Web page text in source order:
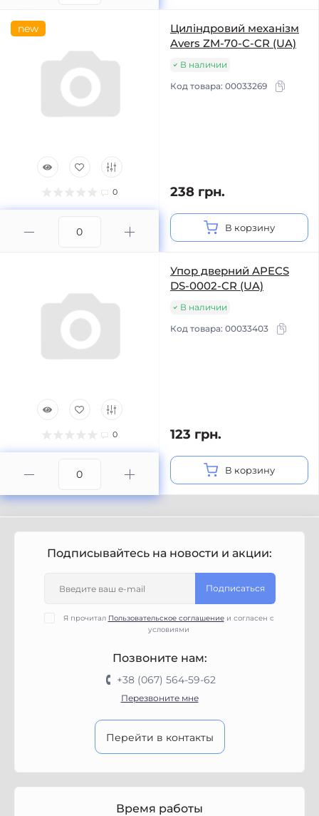
new
0
Циліндровий механізм
Avers ZM-70-C-CR (UA)
В наличии
Код товара: 00033269
238 грн.
В корзину
0
Упор дверний APECS
DS-0002-CR (UA)
В наличии
Код товара: 00033403
123 грн.
В корзину
Подписывайтесь на новости и акции:
Подписаться
Я прочитал Пользовательское соглашениеи согласен с
условиями
Позвоните нам:
+38 (067) 564-59-62
Перезвоните мне
Перейти в контакты
Время работы